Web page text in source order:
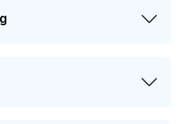
Dit voertuig moet over
worden. Dit voertuig